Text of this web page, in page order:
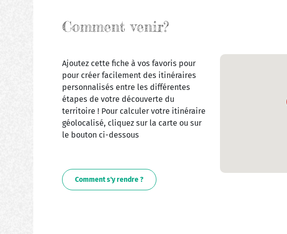
Comment venir?
Ajoutez cette fiche à vos favoris pour
pour créer facilement des itinéraires
personnalisés entre les différentes
étapes de votre découverte du
territoire ! Pour calculer votre itinéraire
géolocalisé, cliquez sur la carte ou sur
le bouton ci-dessous
Comment s'y rendre ?